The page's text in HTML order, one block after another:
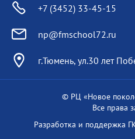
+7 (3452) 33-45-15
np@fmschool72.ru
г.Тюмень, ул.30 лет
© РЦ «Новое
Все права
Разработка и поддержка